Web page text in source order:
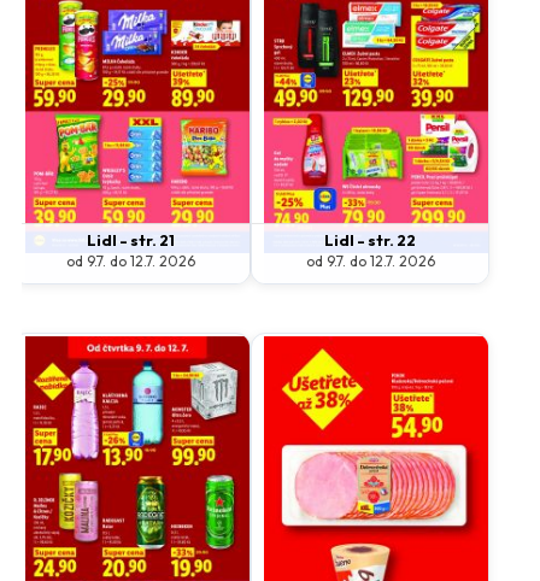
Lidl - str. 21
od 9.7. do 12.7. 2026
Lidl - str. 22
od 9.7. do 12.7. 2026